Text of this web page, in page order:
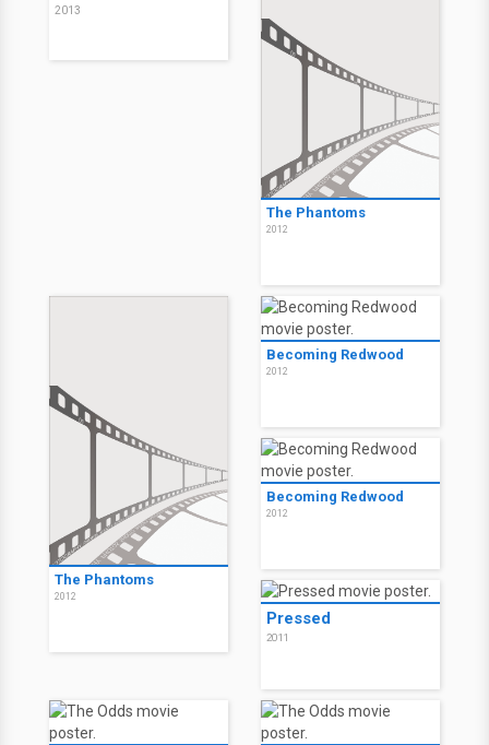
2013
The Phantoms
2012
The Phantoms
2012
Becoming Redwood
2012
Becoming Redwood
2012
Pressed
2011